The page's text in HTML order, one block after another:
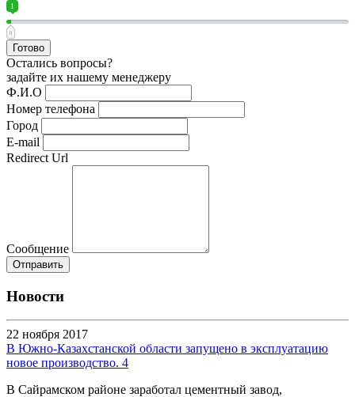
1
Готово
Остались вопросы?
задайте их нашему менеджеру
Ф.И.О
Номер телефона
Город
E-mail
Redirect Url
Сообщение
Отправить
Новости
22 ноября 2017
В Южно-Казахстанской области запущено в эксплуатацию
новое производство. 4
В Сайрамском районе заработал цементный завод,